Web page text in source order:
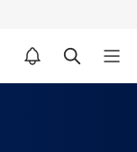
알림설정 바로가기 검색 바로가기 메뉴 열기